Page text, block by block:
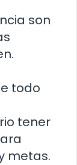
son
todo
tener
metas.